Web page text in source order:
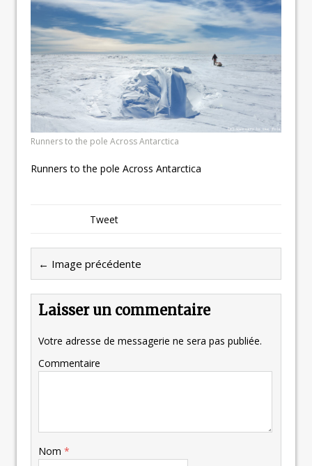
Runners to the pole Across Antarctica
Runners to the pole Across Antarctica
Tweet
← Image précédente
Laisser un commentaire
Votre adresse de messagerie ne sera pas publiée.
Commentaire
Nom *